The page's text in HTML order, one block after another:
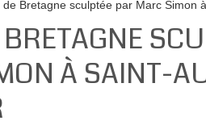
de Bretagne sculptée par Marc Simon
À SAINT-